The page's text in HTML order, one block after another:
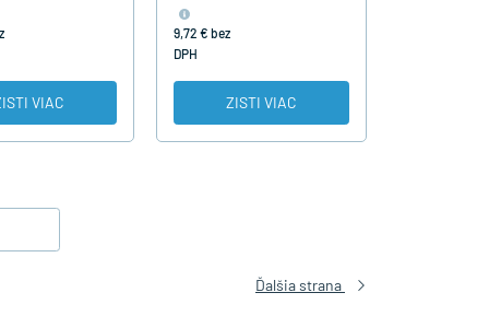
polohy trvalého
. Je určené…
VIAC
upevnenia dverného
zatvárača , najmä drevené a
plastové.…
9,72 € bez
DPH
ZISTI VIAC
Ďalšia strana